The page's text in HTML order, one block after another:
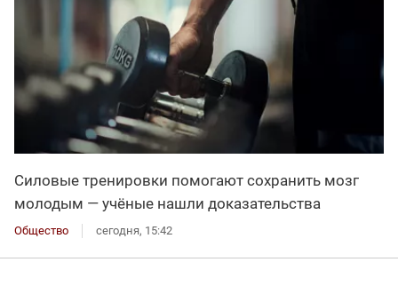
Силовые тренировки помогают сохранить мозг
молодым — учёные нашли доказательства
Общество сегодня, 15:42